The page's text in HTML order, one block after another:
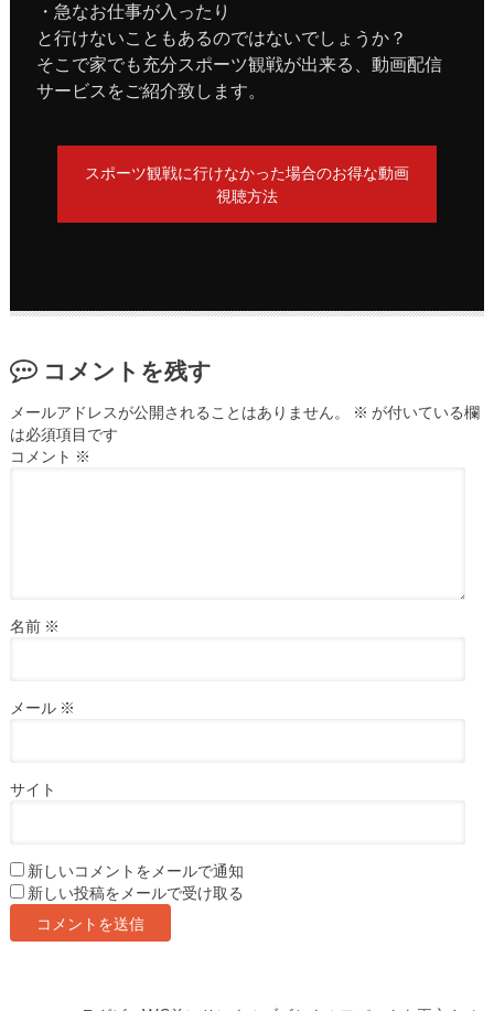
・急なお仕事が入ったり
と行けないこともあるのではないでしょうか？
そこで家でも充分スポーツ観戦が出来る、動画配信
サービスをご紹介致します。
スポーツ観戦に行けなかった場合のお得な動画
視聴方法
コメントを残す
メールアドレスが公開されることはありません。 ※ が付いている欄
は必須項目です
コメント ※
名前 ※
メール ※
サイト
新しいコメントをメールで通知
新しい投稿をメールで受け取る